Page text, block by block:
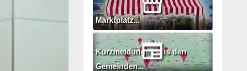
Marktplatz...
Kurzmeldungen aus den
Gemeinden...